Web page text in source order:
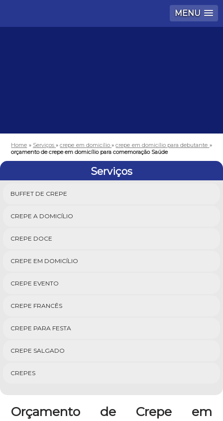
MENU
Home » Serviços»crepe em domicílio»crepe em domicílio para debutante »
orçamento de crepe em domicílio para comemoração Saúde
Serviços
BUFFET DE CREPE
CREPE A DOMICÍLIO
CREPE DOCE
CREPE EM DOMICÍLIO
CREPE EVENTO
CREPE FRANCÊS
CREPE PARA FESTA
CREPE SALGADO
CREPES
Orçamento de Crepe em